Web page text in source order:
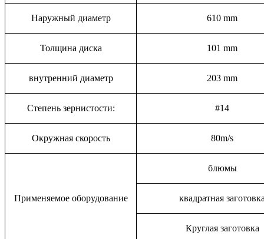
Наружный диаметр 610 mm
Толщина диска 101 mm
внутренний диаметр 203 mm
Степень зернистости: #14
Окружная скорость 80m/s
Применяемое оборудование
блюмы
квадратная
Круглая заготовка